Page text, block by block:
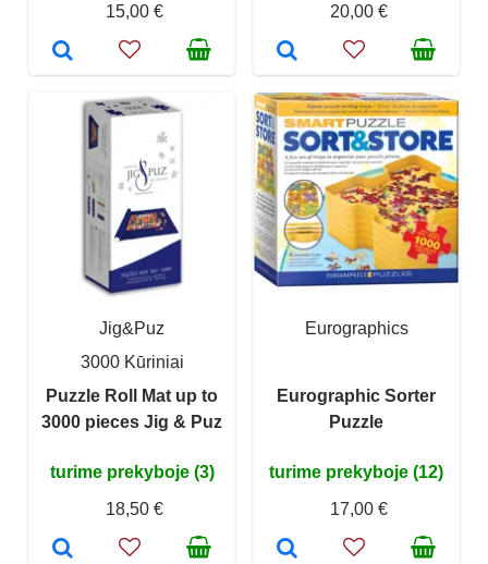
15,00 €
20,00 €
Jig&Puz
3000 Kūriniai
Puzzle Roll Mat up to
3000 pieces Jig & Puz
turime prekyboje (3)
18,50 €
Eurographics
Eurographic Sorter
Puzzle
turime prekyboje (12)
17,00 €